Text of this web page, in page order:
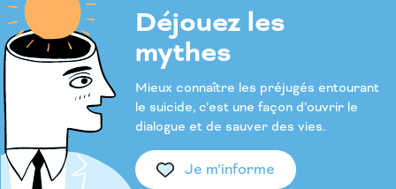
Déjouez les
mythes
Mieux connaître les préjugés entourant
le suicide, c’est une façon d’ouvrir le
dialogue et de sauver des vies.
Je m’informe